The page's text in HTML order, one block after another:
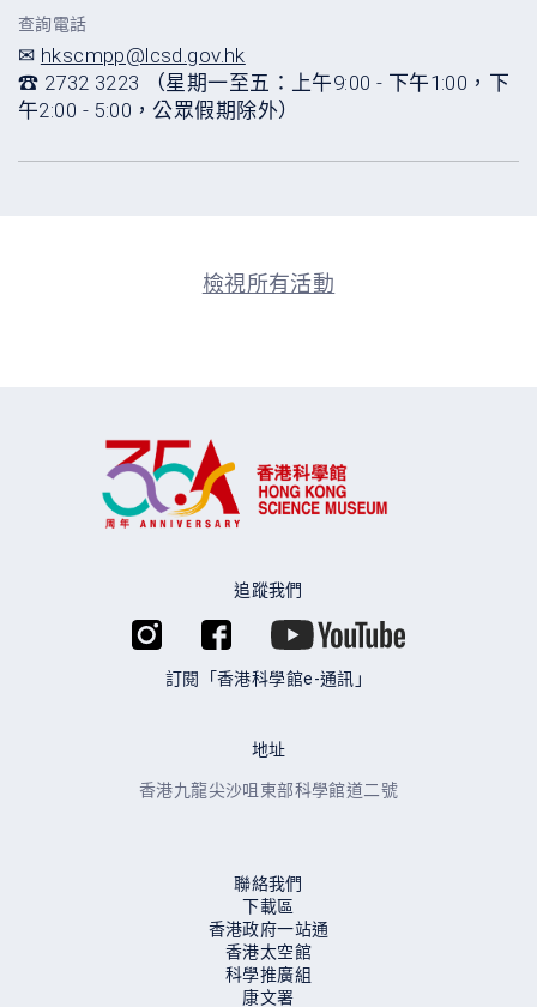
查詢電話
✉ hkscmpp@lcsd.gov.hk
☎ 2732 3223
（星期一至五：上午9:00 - 下午1:00，下
午2:00 - 5:00，公眾假期除外）
檢視所有活動
追蹤我們
訂閱「香港科學館e-通訊」
地址
香港九龍尖沙咀東部科學館道二號
聯絡我們
下載區
香港政府一站通
香港太空館
科學推廣組
康文署